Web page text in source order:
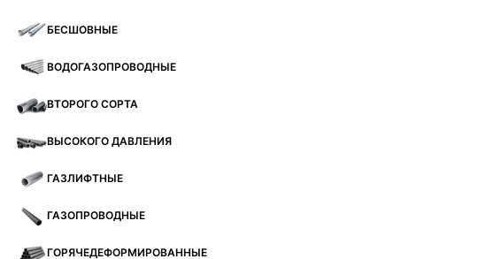
БЕСШОВНЫЕ
ВОДОГАЗОПРОВОДНЫЕ
ВТОРОГО СОРТА
ВЫСОКОГО ДАВЛЕНИЯ
ГАЗЛИФТНЫЕ
ГАЗОПРОВОДНЫЕ
ГОРЯЧЕДЕФОРМИРОВАННЫЕ